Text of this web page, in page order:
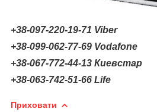
+38-097-220-19-71 Viber
+38-099-062-77-69 Vodafone
+38-067-772-44-13 Киевстар
+38-063-742-51-66 Life
Приховати